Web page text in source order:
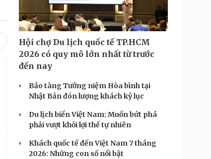
Hội chợ Du lịch quốc tế TP.HCM
2026 có quy mô lớn nhất từ trước
đến nay
Bảo tàng Tưởng niệm Hòa bình tại
Nhật Bản đón lượng khách kỷ lục
Du lịch biển Việt Nam: Muốn bứt phá
phải vượt khỏi lợi thế tự nhiên
Khách quốc tế đến Việt Nam 7 tháng
2026: Những con số nổi bật